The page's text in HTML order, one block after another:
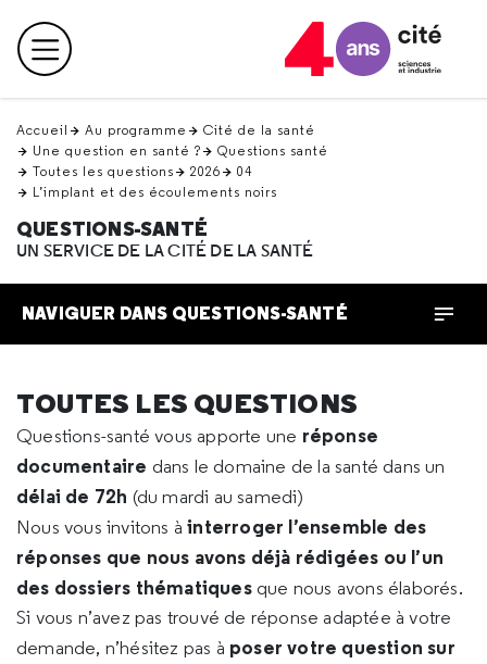
en
haut Menu principal
Accueil Au programme
Cité de la santé
Une question en santé ?
Questions santé
Toutes les questions
2026
04
L’implant et des écoulements noirs
QUESTIONS-SANTÉ
UN SERVICE DE LA CITÉ DE LA SANTÉ
NAVIGUER DANS QUESTIONS-SANTÉ
TOUTES LES QUESTIONS
Questions-santé vous apporte une réponse
documentaire dans le domaine de la santé dans un
délai de 72h (du mardi au samedi)
Nous vous invitons àinterroger l’ensemble des
réponses que nous avons déjà rédigées ou l’un
des dossiers thématiques que nous avons élaborés.
Si vous n’avez pas trouvé de réponse adaptée à votre
demande, n’hésitez pas à poser votre question sur